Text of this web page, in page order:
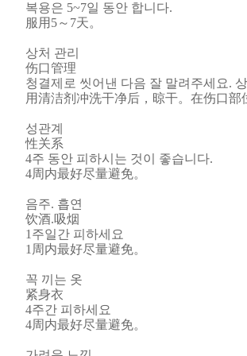
복용은 5~7일 동안 합니다.
服用5～7天。
상처 관리
伤口管理
청결제로 씻어낸 다음 잘 말려주세요.
用清洁剂冲洗干净后，晾干。在伤口
성관계
性关系
4주 동안 피하시는 것이 좋습니다.
4周内最好尽量避免。
음주. 흡연
饮酒.吸烟
1주일간 피하세요
1周内最好尽量避免。
꼭 끼는 옷
紧身衣
4주간 피하세요
4周内最好尽量避免。